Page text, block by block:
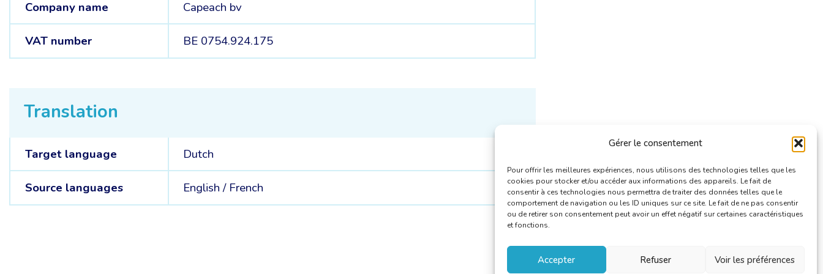
Gérer le consentement
Pour offrir les meilleures expériences, nous utilisons des technologies telles que les
cookies pour stocker et/ou accéder aux informations des appareils. Le fait de
consentir à ces technologies nous permettra de traiter des données telles que le
comportement de navigation ou les ID uniques sur ce site. Le fait de ne pas consentir
ou de retirer son consentement peut avoir un effet négatif sur certaines caractéristiques
et fonctions.
Accepter Refuser Voir les préférences
Company name Capeach bv
VAT number BE 0754.924.175
Translation
Target language Dutch
Source languages English / French